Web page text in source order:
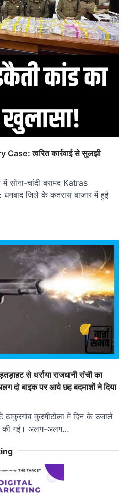
त्वरित कार्रवाई से सुलझी
में सोना-चांदी बरामद Katras
जिले के कतरास बाजार में हुई
से थर्राया राजधानी रांची का
दो बाइक पर आये छह बदमाशों ने दिया
ठाकुरगांव कुरमीटोला में दिन के उजाले
की गई। अलग-अलग…